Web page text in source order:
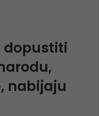
dopustiti
nabijaju